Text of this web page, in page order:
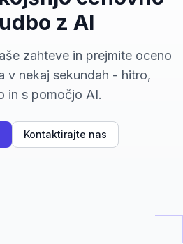
z AI
zahteve in prejmite oceno
v nekaj sekundah - hitro,
in s pomočjo AI.
Kontaktirajte nas